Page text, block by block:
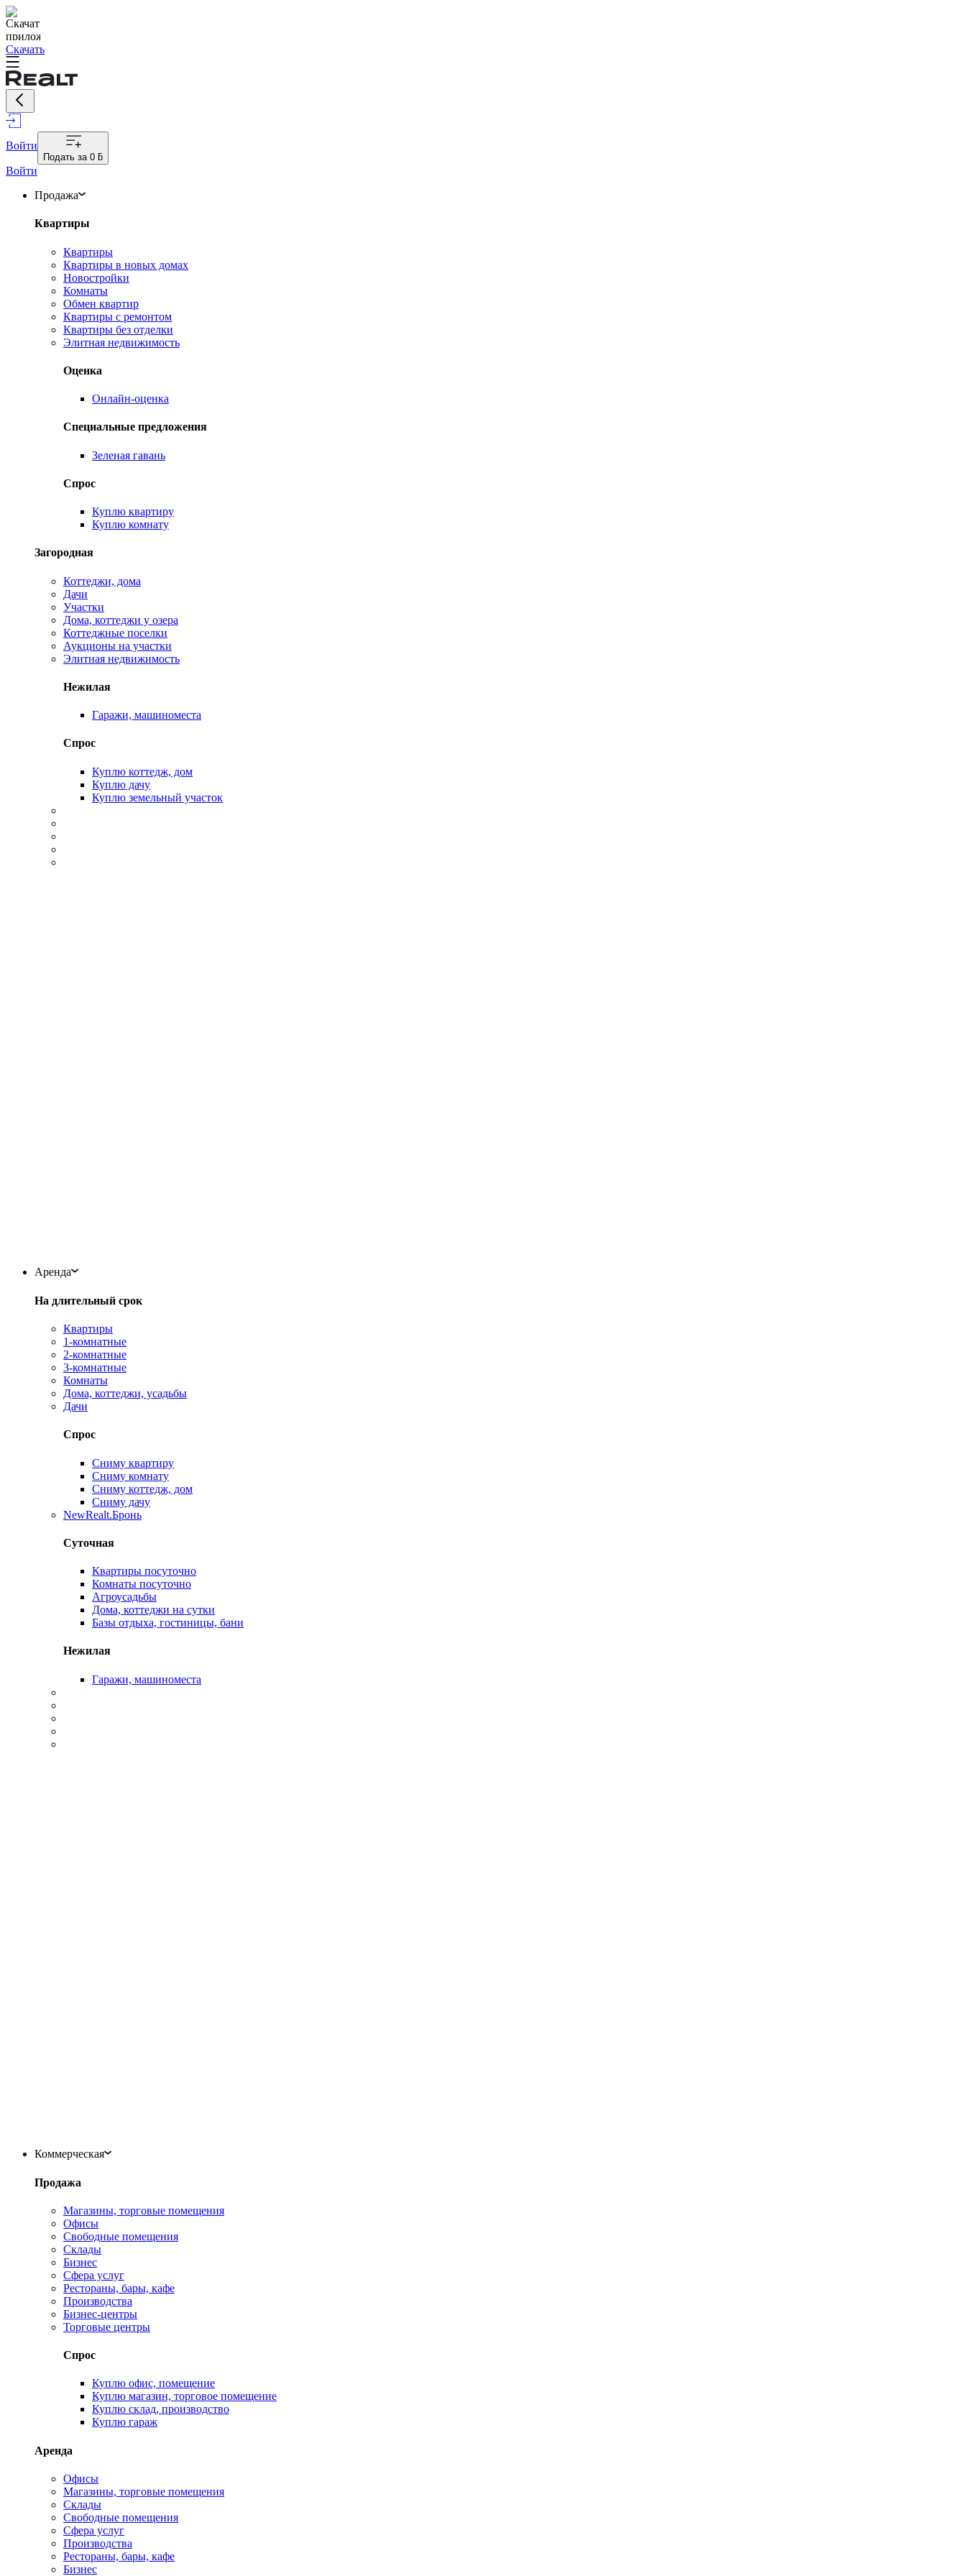
Скачать
Войти
Подать за 0 ƃ
Войти
Продажа
Квартиры
Квартиры
Квартиры в новых домах
Новостройки
Комнаты
Обмен квартир
Квартиры с ремонтом
Квартиры без отделки
Элитная недвижимость
Оценка
Онлайн-оценка
Специальные предложения
Зеленая гавань
Спрос
Куплю квартиру
Куплю комнату
Загородная
Коттеджи, дома
Дачи
Участки
Дома, коттеджи у озера
Коттеджные поселки
Аукционы на участки
Элитная недвижимость
Нежилая
Гаражи, машиноместа
Спрос
Куплю коттедж, дом
Куплю дачу
Куплю земельный участок
Аренда
На длительный срок
Квартиры
1-комнатные
2-комнатные
3-комнатные
Комнаты
Дома, коттеджи, усадьбы
Дачи
Спрос
Сниму квартиру
Сниму комнату
Сниму коттедж, дом
Сниму дачу
NewRealt.Бронь
Суточная
Квартиры посуточно
Комнаты посуточно
Агроусадьбы
Дома, коттеджи на сутки
Базы отдыха, гостиницы, бани
Нежилая
Гаражи, машиноместа
Коммерческая
Продажа
Магазины, торговые помещения
Офисы
Свободные помещения
Склады
Бизнес
Сфера услуг
Рестораны, бары, кафе
Производства
Бизнес-центры
Торговые центры
Спрос
Куплю офис, помещение
Куплю магазин, торговое помещение
Куплю склад, производство
Куплю гараж
Аренда
Офисы
Магазины, торговые помещения
Склады
Свободные помещения
Сфера услуг
Производства
Рестораны, бары, кафе
Бизнес